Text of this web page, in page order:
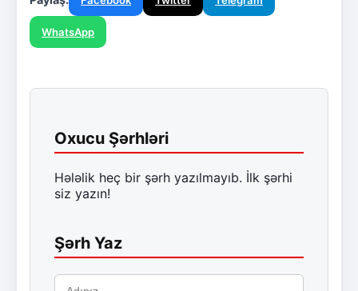
WhatsApp
Oxucu Şərhləri
Hələlik heç bir şərh yazılmayıb. İlk şərhi
siz yazın!
Şərh Yaz